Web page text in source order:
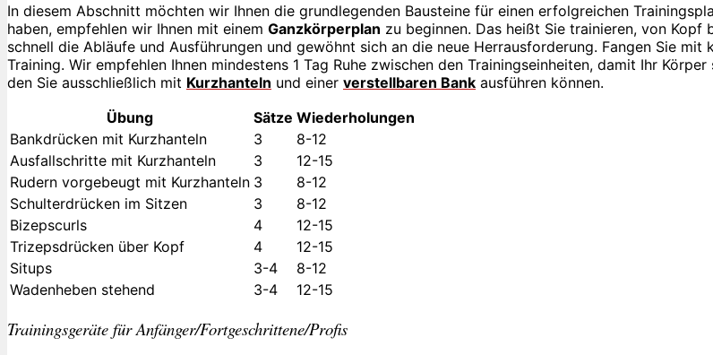
In diesem Abschnitt möchten wir Ihnen die grundlegenden Bausteine für einen erfolgreichen
haben, empfehlen wir Ihnen mit einem Ganzkörperplan zu beginnen. Das heißt Sie trainieren, von Kopf
schnell die Abläufe und Ausführungen und gewöhnt sich an die neue Herrausforderung. Fangen Sie
Training. Wir empfehlen Ihnen mindestens 1 Tag Ruhe zwischen den Trainingseinheiten, damit Ihr
den Sie ausschließlich mit Kurzhanteln und einer verstellbaren Bank ausführen können.
Übung
Sätze Wiederholungen
Bankdrücken mit Kurzhanteln
3
8-12
Ausfallschritte mit Kurzhanteln
3
12-15
Rudern vorgebeugt mit Kurzhanteln 3
8-12
Schulterdrücken im Sitzen
3
8-12
Bizepscurls
4
12-15
Trizepsdrücken über Kopf
4
12-15
Situps
3-4
8-12
Wadenheben stehend
3-4 12-15
Trainingsgeräte für Anfänger/Fortgeschrittene/Profis